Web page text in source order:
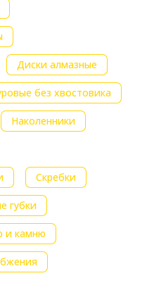
Диски алмазные
без хвостовика
Наколенники
Скребки
губки
и камню